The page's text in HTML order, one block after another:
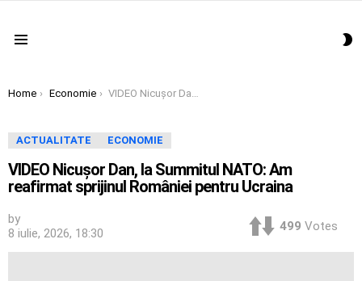
You are here:
Home Economie VIDEO Nicușor Dan, la Summitul NATO: Am reafirmat sprijinul României pentru Ucraina
ACTUALITATE ECONOMIE
VIDEO Nicușor Dan, la Summitul NATO: Am
reafirmat sprijinul României pentru Ucraina
by
8 iulie, 2026, 18:30
499 Votes